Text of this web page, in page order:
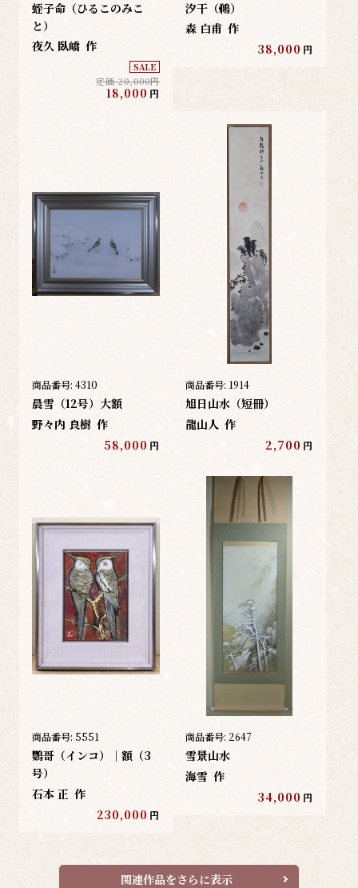
蛭子命（ひるこのみこ
と）
夜久 臥嶠 作
SALE
定価 20,000円
18,000 円
汐干（鵜）
森 白甫 作
38,000 円
商品番号: 4310
晨雪（12号）大額
野々内 良樹 作
58,000 円
商品番号: 1914
旭日山水（短冊）
龍山人 作
2,700 円
商品番号: 5551
鸚哥（インコ）｜額（3
号）
石本 正 作
230,000 円
商品番号: 2647
雪景山水
海雪 作
34,000 円
関連作品をさらに表示